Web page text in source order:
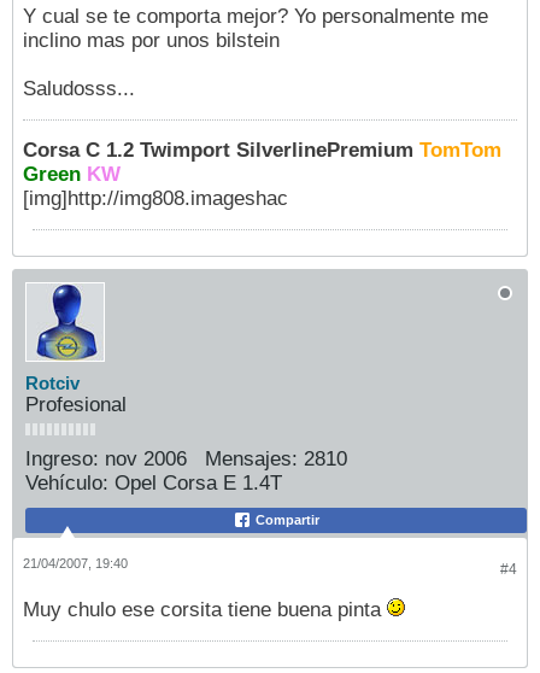
Y cual se te comporta mejor? Yo personalmente me
inclino mas por unos bilstein
Saludosss...
Corsa C 1.2 Twimport SilverlinePremium TomTom
Green KW
[img]http://img808.imageshac
Rotciv
Profesional
Ingreso: nov 2006 Mensajes: 2810
Vehículo: Opel Corsa E 1.4T
Compartir
#4
21/04/2007, 19:40
Muy chulo ese corsita tiene buena pinta